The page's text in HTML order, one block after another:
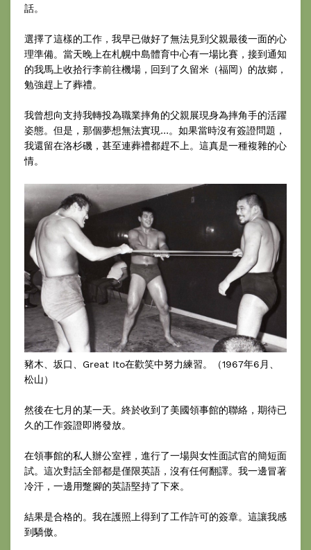
話。
選擇了這樣的工作，我早已做好了無法見到父親最後一面的心
理準備。當天晚上在札幌中島體育中心有一場比賽，接到通知
的我馬上收拾行李前往機場，回到了久留米（福岡）的故鄉，
勉強趕上了葬禮。
我曾想向支持我轉投為職業摔角的父親展現身為摔角手的活躍
姿態。但是，那個夢想無法實現…。如果當時沒有簽證問題，
我還留在洛杉磯，甚至連葬禮都趕不上。這真是一種複雜的心
情。
豬木、坂口、Great Ito在歡笑中努力練習。（1967年6月、
松山）
然後在七月的某一天。終於收到了美國領事館的聯絡，期待已
久的工作簽證即將發放。
在領事館的私人辦公室裡，進行了一場與女性面試官的簡短面
試。這次對話全部都是僅限英語，沒有任何翻譯。我一邊冒著
冷汗，一邊用蹩腳的英語堅持了下來。
結果是合格的。我在護照上得到了工作許可的簽章。這讓我感
到驕傲。